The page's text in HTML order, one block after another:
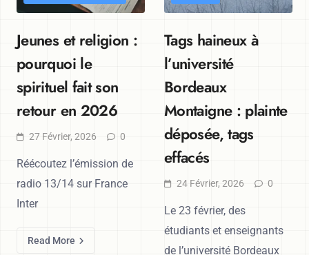
Jeunes et religion :
pourquoi le
spirituel fait son
retour en 2026
27 Février, 2026 0
Réécoutez l’émission de
radio 13/14 sur France
Inter
Read More
Tags haineux à
l’université
Bordeaux
Montaigne : plainte
déposée, tags
effacés
24 Février, 2026 0
Le 23 février, des
étudiants et enseignants
de l’université Bordeaux